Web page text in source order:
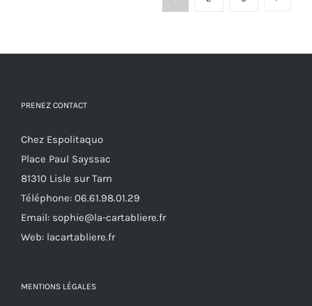
peuvent
PRENEZ CONTACT
Chez Espolitaquo
Place Paul Sayssac
81310 Lisle sur Tarn
Téléphone: 06.61.98.01.29
Email: sophie@la-cartabliere.fr
Web: lacartabliere.fr
MENTIONS LÉGALES